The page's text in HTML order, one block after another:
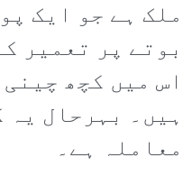
ملک ہے جو ایک
بوتے پر تعمیر
اس میں کچھ
ہیں۔ بہرحال یہ
معاملہ ہے۔